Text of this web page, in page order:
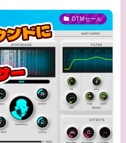
DTMセール